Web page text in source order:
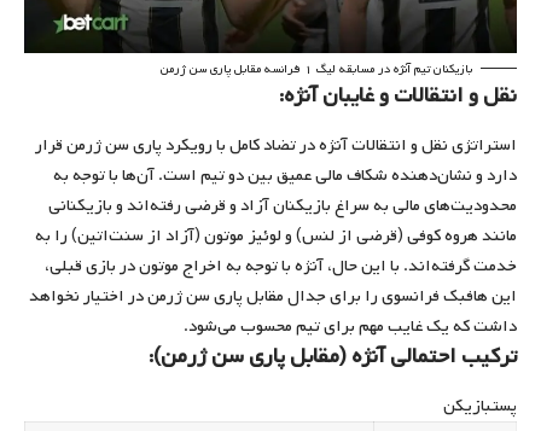
بازیکنان تیم آنژه در مسابقه لیگ ۱ فرانسه مقابل پاری سن ژرمن
نقل و انتقالات و غایبان آنژه:
استراتژی نقل و انتقالات آنژه در تضاد کامل با رویکرد پاری سن ژرمن قرار
دارد و نشان‌دهنده شکاف مالی عمیق بین دو تیم است. آن‌ها با توجه به
محدودیت‌های مالی به سراغ بازیکنان آزاد و قرضی رفته‌اند و بازیکنانی
مانند هروه کوفی (قرضی از لنس) و لوئیز موتون (آزاد از سنت‌اتین) را به
خدمت گرفته‌اند. با این حال، آنژه با توجه به اخراج موتون در بازی قبلی،
این هافبک فرانسوی را برای جدال مقابل پاری سن ژرمن در اختیار نخواهد
داشت که یک غایب مهم برای تیم محسوب می‌شود.
ترکیب احتمالی آنژه (مقابل پاری سن ژرمن):
پستبازیکن